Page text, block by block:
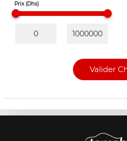
Prix (Dhs)
Valider